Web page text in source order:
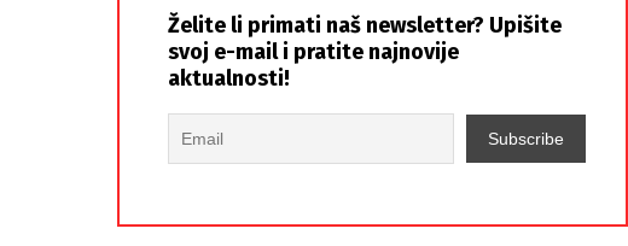
Želite li primati naš newsletter? Upišite
svoj e-mail i pratite najnovije
aktualnosti!